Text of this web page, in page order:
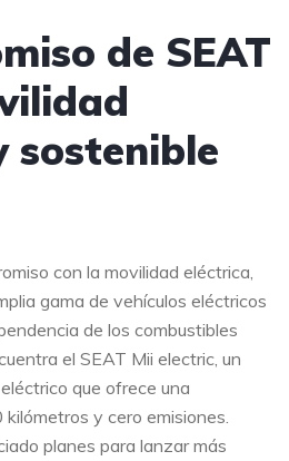
de SEAT
sostenible
con la movilidad eléctrica,
gama de vehículos eléctricos
de los combustibles
el SEAT Mii electric, un
que ofrece una
y cero emisiones.
planes para lanzar más